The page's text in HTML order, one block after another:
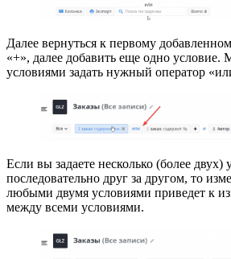
Далее вернуться к первому
«+», далее добавить еще одно
условиями задать нужный оператор
Если вы задаете несколько (более двух)
последовательно друг за другом, то
любыми двумя условиями приведет к
между всеми условиями.